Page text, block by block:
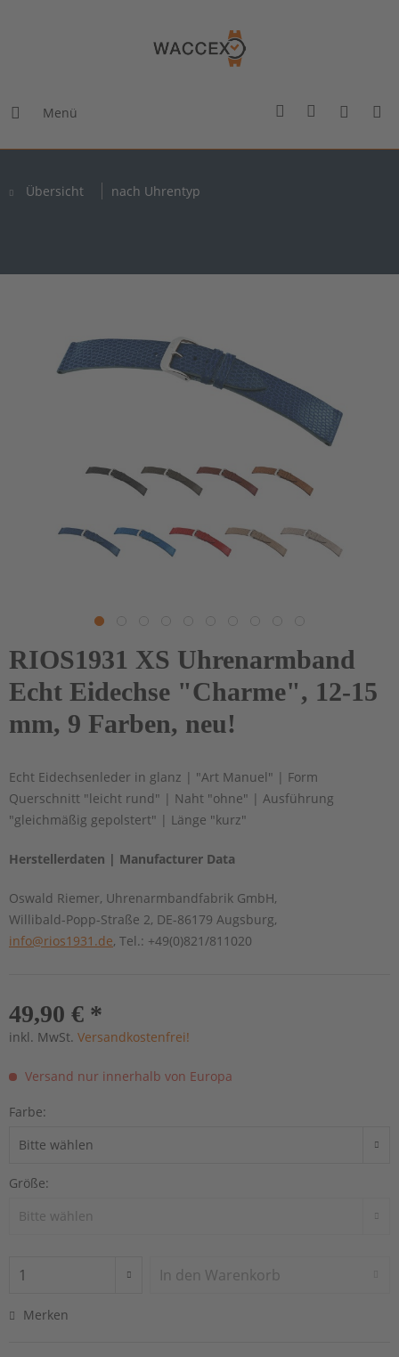
Menü
Übersicht nach Uhrentyp
RIOS1931 XS Uhrenarmband
Echt Eidechse "Charme", 12-15
mm, 9 Farben, neu!
Echt Eidechsenleder in glanz | "Art Manuel" | Form
Querschnitt "leicht rund" | Naht "ohne" | Ausführung
"gleichmäßig gepolstert" | Länge "kurz"
Herstellerdaten | Manufacturer Data
Oswald Riemer, Uhrenarmbandfabrik GmbH,
Willibald-Popp-Straße 2, DE-86179 Augsburg,
info@rios1931.de, Tel.: +49(0)821/811020
49,90 € *
inkl. MwSt. Versandkostenfrei!
Versand nur innerhalb von Europa
Farbe:
Größe:
In den Warenkorb
Merken